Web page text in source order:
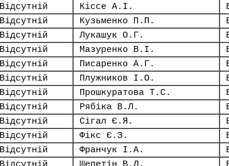
Відсутній Кіссе А.І.
Відсутній Кузьменко П.П.
Відсутній Лукашук О.Г.
Відсутній Мазуренко В.І.
Відсутній Писаренко А.Г.
Відсутній Плужников І.О.
Відсутній Прошкуратова Т.С.
Відсутній Рябіка В.Л.
Відсутній Сігал Є.Я.
Відсутній Фікс Є.З.
Відсутній Франчук І.А.